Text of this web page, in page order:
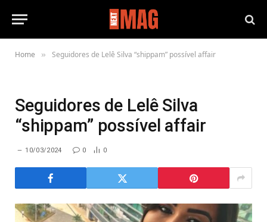
Home » Seguidores de Lelê Silva “shippam” possível affair
Seguidores de Lelê Silva
“shippam” possível affair
10/03/2024 0 0